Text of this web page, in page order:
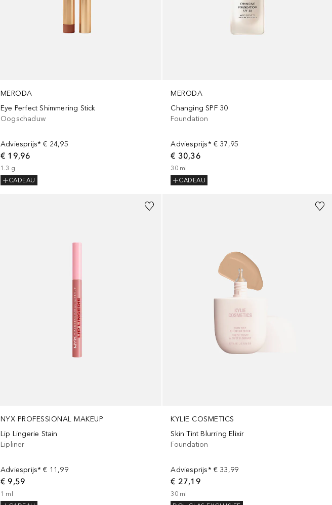
MERODA
Eye Perfect Shimmering Stick
Oogschaduw
Adviesprijs* € 24,95
€ 19,96
1.3 g
CADEAU
MERODA
Changing SPF 30
Foundation
Adviesprijs* € 37,95
€ 30,36
30 ml
CADEAU
NYX PROFESSIONAL MAKEUP
Lip Lingerie Stain
Lipliner
Adviesprijs* € 11,99
€ 9,59
1 ml
+9
KYLIE COSMETICS
Skin Tint Blurring Elixir
Foundation
Adviesprijs* € 33,99
€ 27,19
30 ml
+21